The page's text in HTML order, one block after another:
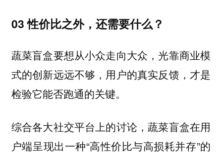
03 性价比之外，还需要什么？
蔬菜盲盒要想从小众走向大众，光靠商业模
式的创新远远不够，用户的真实反馈，才是
检验它能否跑通的关键。
综合各大社交平台上的讨论，蔬菜盲盒在用
户端呈现出一种“高性价比与高损耗并存”的